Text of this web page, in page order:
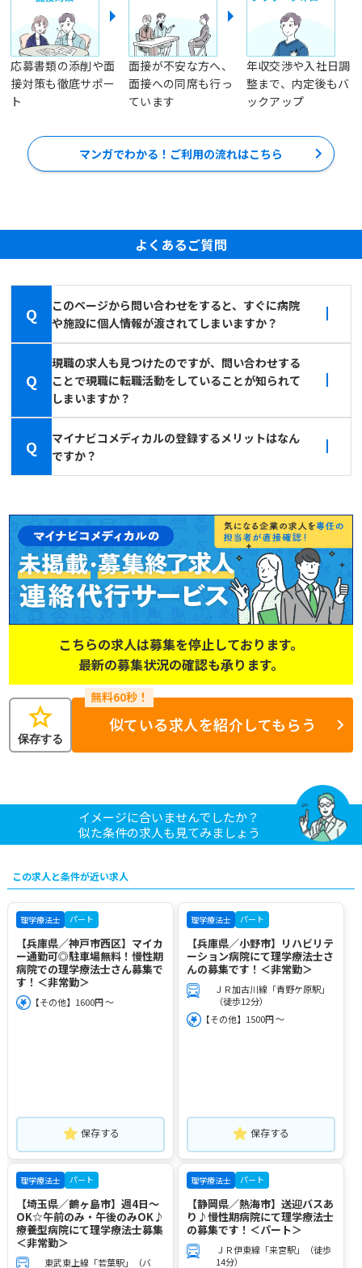
応募書類の添削や面
接対策も徹底サポー
ト
面接が不安な方へ、
面接への同席も行っ
ています
年収交渉や入社日調
整まで、内定後もバ
ックアップ
マンガでわかる！ご利用の流れはこちら
よくあるご質問
Q
このページから問い合わせをすると、すぐに病院
や施設に個人情報が渡されてしまいますか？
Q
現職の求人も見つけたのですが、問い合わせする
ことで現職に転職活動をしていることが知られて
しまいますか？
Q
マイナビコメディカルの登録するメリットはなん
ですか？
こちらの求人は募集を停止しております。
最新の募集状況の確認も承ります。
star
保存する
似ている求人を紹介してもらう
イメージに合いませんでしたか？
似た条件の求人も見てみましょう
この求人と条件が近い求人
理学療法士 パート
【兵庫県／神戸市西区】マイカ
ー通勤可◎駐車場無料！慢性期
病院での理学療法士さん募集で
す！＜非常勤＞
【その他】1600円 ～
保存する
理学療法士 パート
【兵庫県／小野市】リハビリテ
ーション病院にて理学療法士さ
んの募集です！＜非常勤＞
ＪＲ加古川線「青野ケ原駅」
（徒歩12分）
【その他】1500円 ～
保存する
理学療法士 パート
【埼玉県／鶴ヶ島市】週4日～
OK☆午前のみ・午後のみOK♪
療養型病院にて理学療法士募集
＜非常勤＞
東武東上線「若葉駅」（バ
理学療法士 パート
【静岡県／熱海市】送迎バスあ
り♪慢性期病院にて理学療法士
の募集です！＜パート＞
ＪＲ伊東線「来宮駅」（徒歩
14分）